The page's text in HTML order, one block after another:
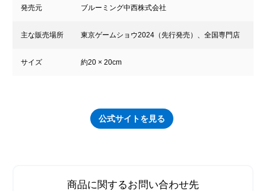
発売元 ブルーミング中西株式会社
主な販売場所 東京ゲームショウ2024（先行発売）、全国専門店
サイズ 約20 × 20cm
公式サイトを見る
商品に関するお問い合わせ先